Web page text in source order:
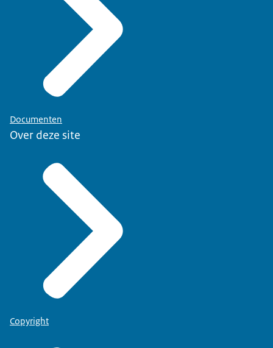
Documenten
Over deze site
Copyright